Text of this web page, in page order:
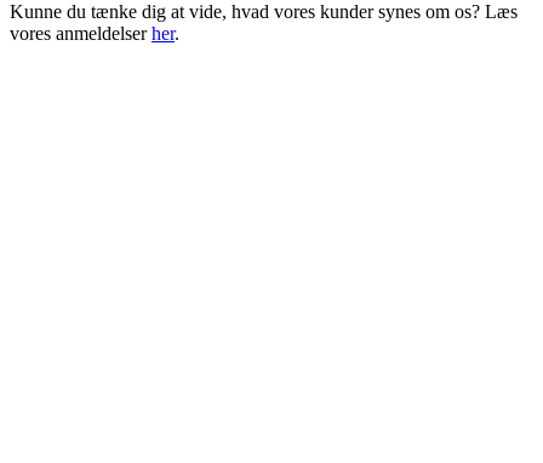
Kunne du tænke dig at vide, hvad vores kunder synes om os? Læs
vores anmeldelserher.